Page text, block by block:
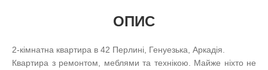
ОПИС
2-кімнатна квартира в 42 Перлині, Генуезька, Аркадія.
Квартира з ремонтом, меблями та технікою. Майже ніхто не